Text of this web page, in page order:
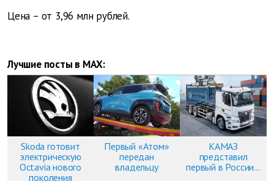
Цена – от 3,96 млн рублей.
Лучшие посты в MAX:
Skoda готовит
электрическую
Octavia нового
поколения
Первый «Атом»
передан
владельцу
КАМАЗ
представил
первый в России...